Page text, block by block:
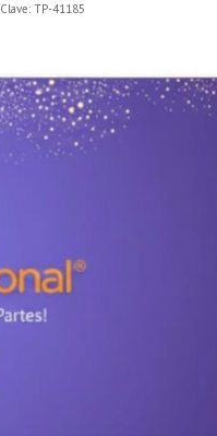
Clave: TP-41185